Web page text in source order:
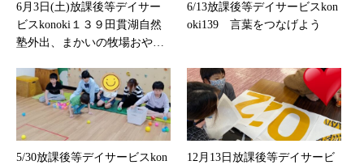
6月3日(土)放課後等デイサー
ビスkonoki１３９田貫湖自然
塾外出、まかいの牧場おやつ
6/13放課後等デイサービスkon
oki139 言葉をつなげよう
5/30放課後等デイサービスkon
12月13日放課後等デイサービ